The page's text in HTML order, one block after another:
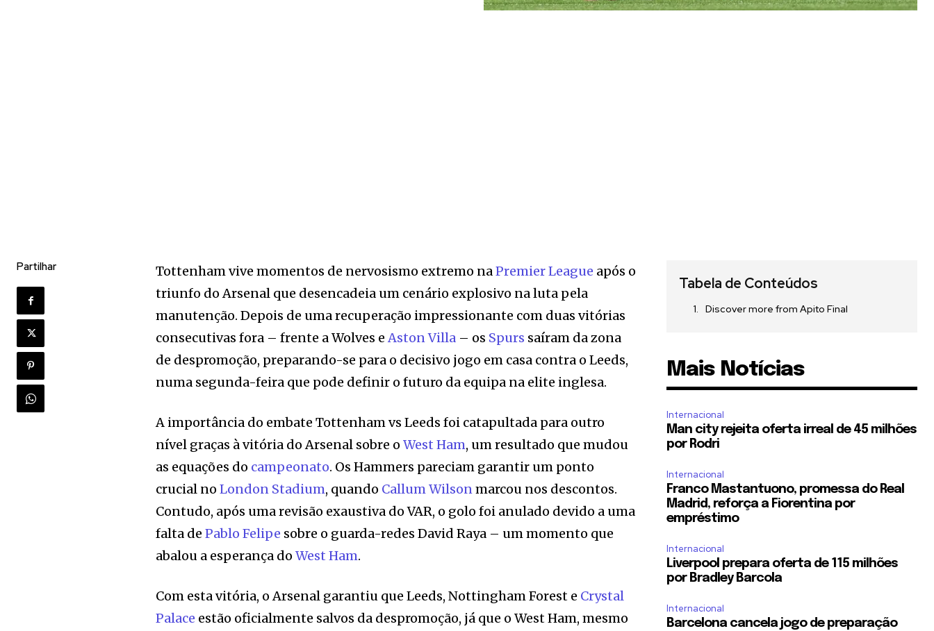
Partilhar Tottenham vive momentos de nervosismo extremo naPremier League após o
triunfo do Arsenal que desencadeia um cenário explosivo na luta pela
manutenção. Depois de uma recuperação impressionante com duas vitórias
consecutivas fora – frente a Wolves eAston Villa – os Spurs saíram da zona
de despromoção, preparando-se para o decisivo jogo em casa contra o Leeds,
numa segunda-feira que pode definir o futuro da equipa na elite inglesa.
A importância do embate Tottenham vs Leeds foi catapultada para outro
nível graças à vitória do Arsenal sobre oWest Ham, um resultado que mudou
as equações do campeonato. Os Hammers pareciam garantir um ponto
crucial noLondon Stadium, quando Callum Wilsonmarcou nos descontos.
Contudo, após uma revisão exaustiva do VAR, o golo foi anulado devido a uma
falta dePablo Felipe sobre o guarda-redes David Raya – um momento que
abalou a esperança doWest Ham.
Com esta vitória, o Arsenal garantiu que Leeds, Nottingham Forest e Crystal
Palace estão oficialmente salvos da despromoção, já que o West Ham, mesmo
Tabela de Conteúdos
Discover more from Apito Final
Mais Notícias
Internacional
Man city rejeita oferta irreal de 45 milhões
por Rodri
Internacional
Franco Mastantuono, promessa do Real
Madrid, reforça a Fiorentina por
empréstimo
Internacional
Liverpool prepara oferta de 115 milhões
por Bradley Barcola
Internacional
Barcelona cancela jogo de preparação